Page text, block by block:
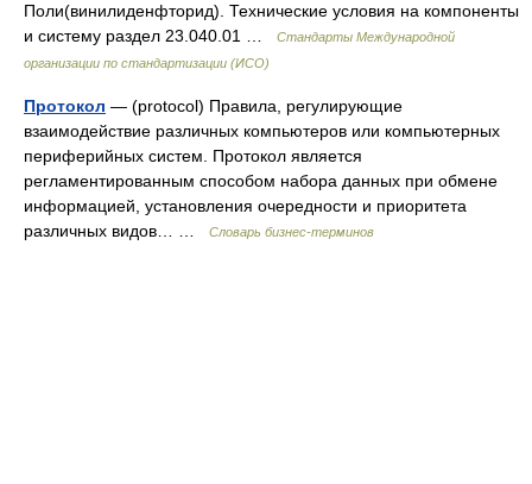
Поли(винилиденфторид). Технические условия на компоненты
и систему раздел 23.040.01 …
Стандарты Международной
организации по стандартизации (ИСО)
Протокол — (protocol) Правила, регулирующие
взаимодействие различных компьютеров или компьютерных
периферийных систем. Протокол является
регламентированным способом набора данных при обмене
информацией, установления очередности и приоритета
различных видов… …
Словарь бизнес-терминов